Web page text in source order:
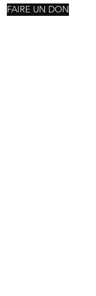
Notre Fondation
FAIRE UN DON